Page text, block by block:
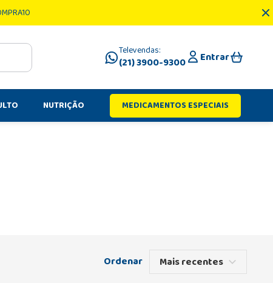
Televendas:
(21) 3900-9300 Entrar
NUTRIÇÃO MEDICAMENTOS ESPECIAIS
Mais recentes